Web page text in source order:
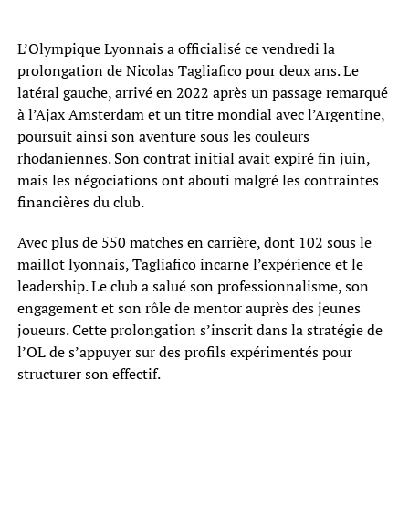
L’Olympique Lyonnais a officialisé ce vendredi la
prolongation de Nicolas Tagliafico pour deux ans. Le
latéral gauche, arrivé en 2022 après un passage remarqué
à l’Ajax Amsterdam et un titre mondial avec l’Argentine,
poursuit ainsi son aventure sous les couleurs
rhodaniennes. Son contrat initial avait expiré fin juin,
mais les négociations ont abouti malgré les contraintes
financières du club.
Avec plus de 550 matches en carrière, dont 102 sous le
maillot lyonnais, Tagliafico incarne l’expérience et le
leadership. Le club a salué son professionnalisme, son
engagement et son rôle de mentor auprès des jeunes
joueurs. Cette prolongation s’inscrit dans la stratégie de
l’OL de s’appuyer sur des profils expérimentés pour
structurer son effectif.